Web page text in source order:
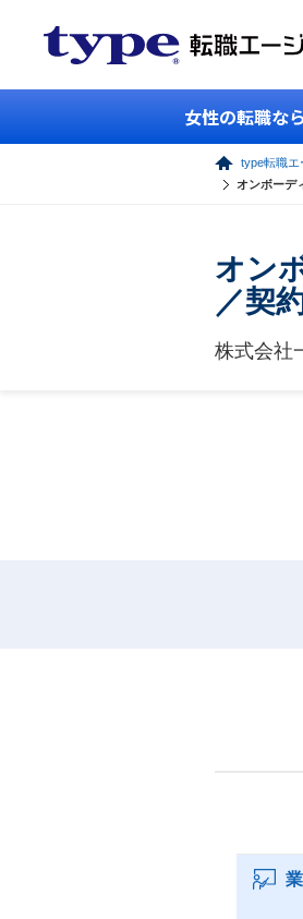
女性の転職なら
type転職エ
オンボーデ
オン
／契
株式会社